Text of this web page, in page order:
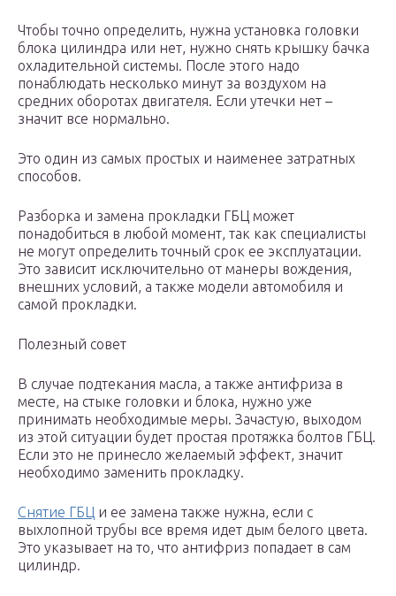
Чтобы точно определить, нужна установка головки
блока цилиндра или нет, нужно снять крышку бачка
охладительной системы. После этого надо
понаблюдать несколько минут за воздухом на
средних оборотах двигателя. Если утечки нет –
значит все нормально.
Это один из самых простых и наименее затратных
способов.
Разборка и замена прокладки ГБЦ может
понадобиться в любой момент, так как специалисты
не могут определить точный срок ее эксплуатации.
Это зависит исключительно от манеры вождения,
внешних условий, а также модели автомобиля и
самой прокладки.
Полезный совет
В случае подтекания масла, а также антифриза в
месте, на стыке головки и блока, нужно уже
принимать необходимые меры. Зачастую, выходом
из этой ситуации будет простая протяжка болтов ГБЦ.
Если это не принесло желаемый эффект, значит
необходимо заменить прокладку.
Снятие ГБЦ и ее замена также нужна, если с
выхлопной трубы все время идет дым белого цвета.
Это указывает на то, что антифриз попадает в сам
цилиндр.